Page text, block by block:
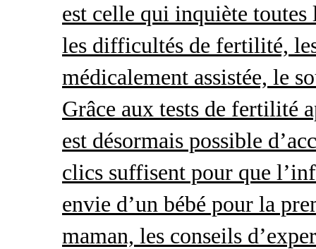
est celle qui inquiète
les difficultés de fertilité,
médicalement assistée, le
Grâce aux tests de fertilité
est désormais possible
clics suffisent pour que
envie d’un bébé pour la
maman, les conseils